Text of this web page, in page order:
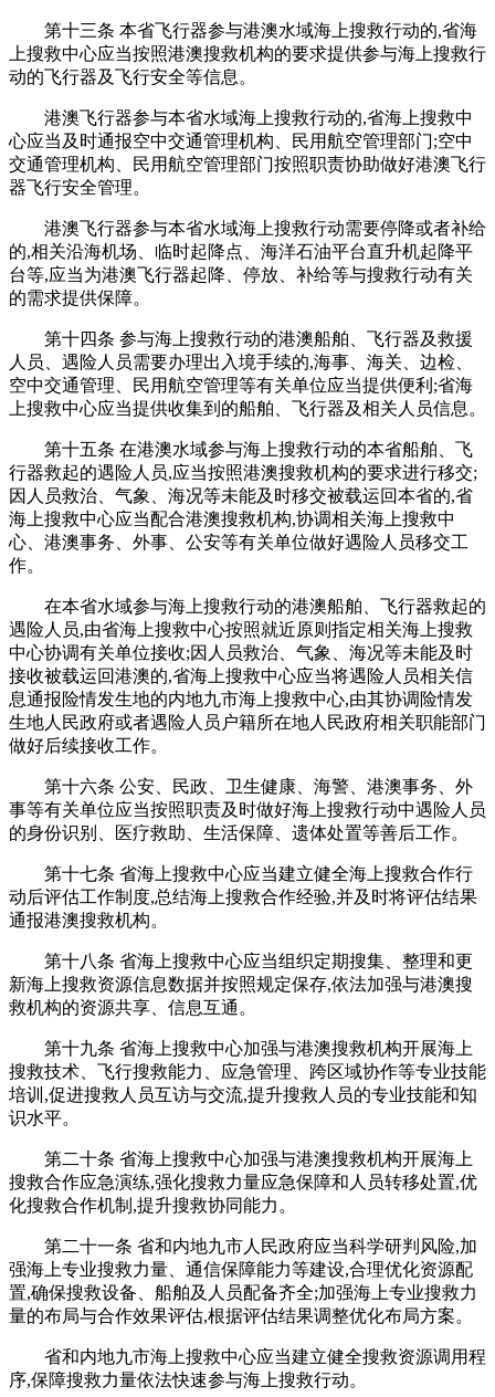
第十三条 本省飞行器参与港澳水域海上搜救行动的,省海
上搜救中心应当按照港澳搜救机构的要求提供参与海上搜救行
动的飞行器及飞行安全等信息。
港澳飞行器参与本省水域海上搜救行动的,省海上搜救中
心应当及时通报空中交通管理机构、民用航空管理部门;空中
交通管理机构、民用航空管理部门按照职责协助做好港澳飞行
器飞行安全管理。
港澳飞行器参与本省水域海上搜救行动需要停降或者补给
的,相关沿海机场、临时起降点、海洋石油平台直升机起降平
台等,应当为港澳飞行器起降、停放、补给等与搜救行动有关
的需求提供保障。
第十四条 参与海上搜救行动的港澳船舶、飞行器及救援
人员、遇险人员需要办理出入境手续的,海事、海关、边检、
空中交通管理、民用航空管理等有关单位应当提供便利;省海
上搜救中心应当提供收集到的船舶、飞行器及相关人员信息。
第十五条 在港澳水域参与海上搜救行动的本省船舶、飞
行器救起的遇险人员,应当按照港澳搜救机构的要求进行移交;
因人员救治、气象、海况等未能及时移交被载运回本省的,省
海上搜救中心应当配合港澳搜救机构,协调相关海上搜救中
心、港澳事务、外事、公安等有关单位做好遇险人员移交工
作。
在本省水域参与海上搜救行动的港澳船舶、飞行器救起的
遇险人员,由省海上搜救中心按照就近原则指定相关海上搜救
中心协调有关单位接收;因人员救治、气象、海况等未能及时
接收被载运回港澳的,省海上搜救中心应当将遇险人员相关信
息通报险情发生地的内地九市海上搜救中心,由其协调险情发
生地人民政府或者遇险人员户籍所在地人民政府相关职能部门
做好后续接收工作。
第十六条 公安、民政、卫生健康、海警、港澳事务、外
事等有关单位应当按照职责及时做好海上搜救行动中遇险人员
的身份识别、医疗救助、生活保障、遗体处置等善后工作。
第十七条 省海上搜救中心应当建立健全海上搜救合作行
动后评估工作制度,总结海上搜救合作经验,并及时将评估结果
通报港澳搜救机构。
第十八条 省海上搜救中心应当组织定期搜集、整理和更
新海上搜救资源信息数据并按照规定保存,依法加强与港澳搜
救机构的资源共享、信息互通。
第十九条 省海上搜救中心加强与港澳搜救机构开展海上
搜救技术、飞行搜救能力、应急管理、跨区域协作等专业技能
培训,促进搜救人员互访与交流,提升搜救人员的专业技能和知
识水平。
第二十条 省海上搜救中心加强与港澳搜救机构开展海上
搜救合作应急演练,强化搜救力量应急保障和人员转移处置,优
化搜救合作机制,提升搜救协同能力。
第二十一条 省和内地九市人民政府应当科学研判风险,加
强海上专业搜救力量、通信保障能力等建设,合理优化资源配
置,确保搜救设备、船舶及人员配备齐全;加强海上专业搜救力
量的布局与合作效果评估,根据评估结果调整优化布局方案。
省和内地九市海上搜救中心应当建立健全搜救资源调用程
序,保障搜救力量依法快速参与海上搜救行动。